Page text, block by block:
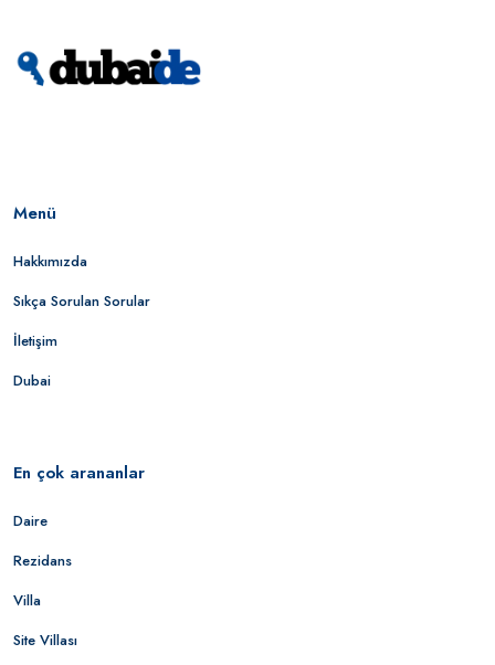
Menü
Hakkımızda
Sıkça Sorulan Sorular
İletişim
Dubai
En çok arananlar
Daire
Rezidans
Villa
Site Villası